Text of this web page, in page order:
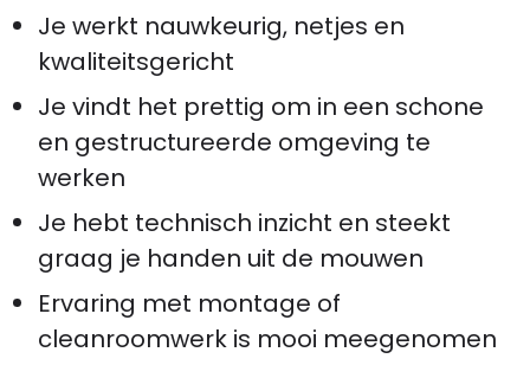
Je werkt nauwkeurig, netjes en
kwaliteitsgericht
Je vindt het prettig om in een schone
en gestructureerde omgeving te
werken
Je hebt technisch inzicht en steekt
graag je handen uit de mouwen
Ervaring met montage of
cleanroomwerk is mooi meegenomen